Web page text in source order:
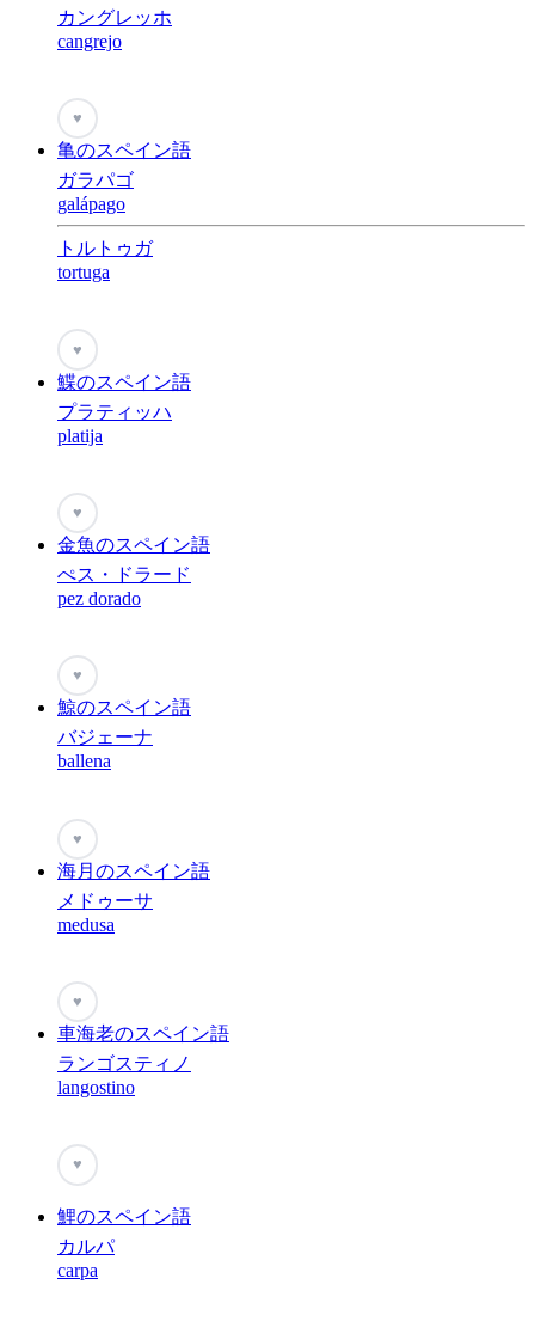
カングレッホ
cangrejo
♥
亀のスペイン語
ガラパゴ
galápago
トルトゥガ
tortuga
♥
鰈のスペイン語
プラティッハ
platija
♥
金魚のスペイン語
ぺス・ドラード
pez dorado
♥
鯨のスペイン語
バジェーナ
ballena
♥
海月のスペイン語
メドゥーサ
medusa
♥
車海老のスペイン語
ランゴスティノ
langostino
♥
鯉のスペイン語
カルパ
carpa